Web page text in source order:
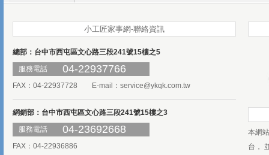
小工匠家事網-聯絡資訊
總部：台中市西屯區文心路三段241號15樓之5
服務電話
04-22937766
FAX：04-22937728 E-mail： service@ykqk.com.tw
網銷部：台中市西屯區文心路三段241號15樓之3
服務電話
04-23692668
FAX：04-22936886
本網
台，